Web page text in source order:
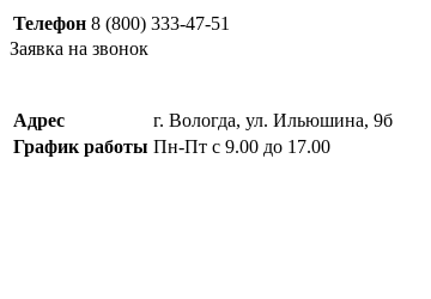
Телефон 8 (800) 333-47-51
Заявка на звонок
Адрес
г. Вологда, ул. Ильюшина, 9б
График работы Пн-Пт с 9.00 до 17.00